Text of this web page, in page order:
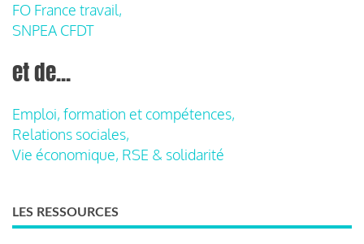
FO France travail,
SNPEA CFDT
et de...
Emploi, formation et compétences,
Relations sociales,
Vie économique, RSE & solidarité
LES RESSOURCES